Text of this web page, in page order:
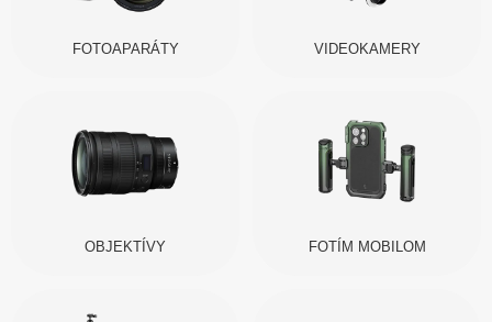
FOTOAPARÁTY VIDEOKAMERY
OBJEKTÍVY FOTÍM MOBILOM